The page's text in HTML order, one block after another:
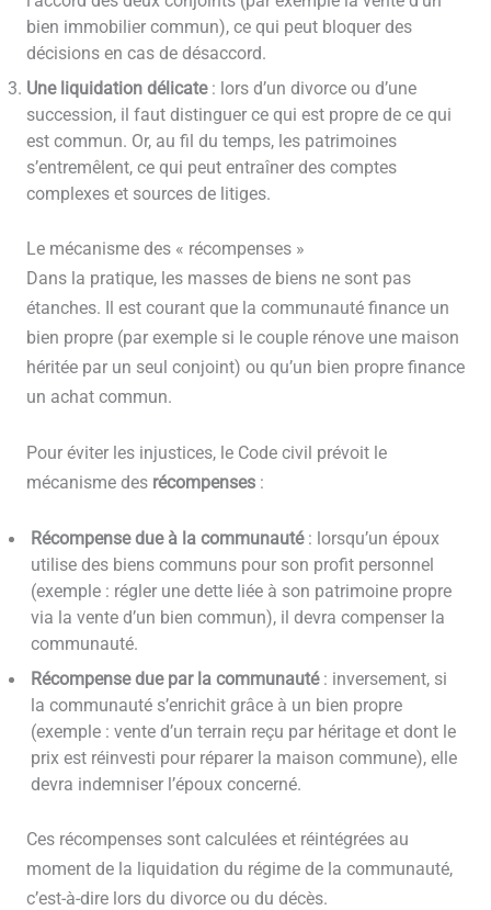
bien immobilier commun), ce qui peut bloquer des
décisions en cas de désaccord.
Une liquidation délicate: lors d’un divorce ou d’une
succession, il faut distinguer ce qui est propre de ce qui
est commun. Or, au fil du temps, les patrimoines
s’entremêlent, ce qui peut entraîner des comptes
complexes et sources de litiges.
Le mécanisme des « récompenses »
Dans la pratique, les masses de biens ne sont pas
étanches. Il est courant que la communauté finance un
bien propre (par exemple si le couple rénove une maison
héritée par un seul conjoint) ou qu’un bien propre finance
un achat commun.
Pour éviter les injustices, le Code civil prévoit le
mécanisme des récompenses:
Récompense due à la communauté: lorsqu’un époux
utilise des biens communs pour son profit personnel
(exemple : régler une dette liée à son patrimoine propre
via la vente d’un bien commun), il devra compenser la
communauté.
Récompense due par la communauté: inversement, si
la communauté s’enrichit grâce à un bien propre
(exemple : vente d’un terrain reçu par héritage et dont le
prix est réinvesti pour réparer la maison commune), elle
devra indemniser l’époux concerné.
Ces récompenses sont calculées et réintégrées au
moment de la liquidation du régime de la communauté,
c’est-à-dire lors du divorce ou du décès.